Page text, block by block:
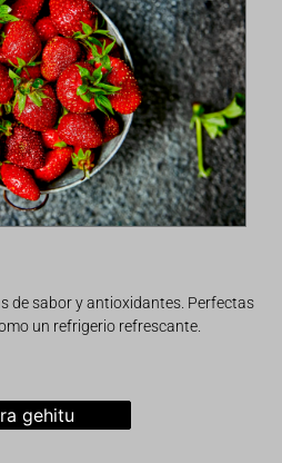
de sabor y antioxidantes. Perfectas
un refrigerio refrescante.
gehitu